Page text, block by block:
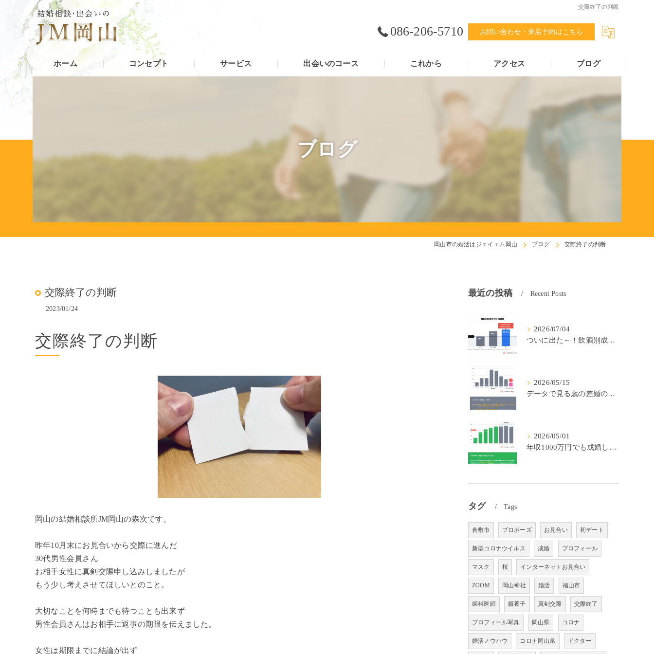
交際終了の判断
086-206-5710 お問い合わせ・来店予約はこちら
ホーム コンセプト サービス 出会いのコース これから アクセス ブログ
ブログ
岡山市の婚活はジェイエム岡山 ブログ 交際終了の判断
交際終了の判断
2023/01/24
交際終了の判断
岡山の結婚相談所JM岡山の森次です。
昨年10月末にお見合いから交際に進んだ
30代男性会員さん
お相手女性に真剣交際申し込みしましたが
もう少し考えさせてほしいとのこと。
大切なことを何時までも待つことも出来ず
男性会員さんはお相手に返事の期限を伝えました。
女性は期限までに結論が出ず
最近の投稿 Recent Posts
2026/07/04
ついに出た～！飲酒別成婚率(IBJ)！
2026/05/15
データで見る歳の差婚の確率の低さ。
2026/05/01
年収1000万円でも成婚しやすいとは限らない? 「年収帯別の成婚率」のリアル
タグ Tags
倉敷市 プロポーズ お見合い 初デート
新型コロナウイルス 成婚 プロフィール
マスク 桜 インターネットお見合い
ZOOM 岡山神社 婚活 福山市
歯科医師 婿養子 真剣交際 交際終了
プロフィール写真 岡山県 コロナ
婚活ノウハウ コロナ岡山県 ドクター